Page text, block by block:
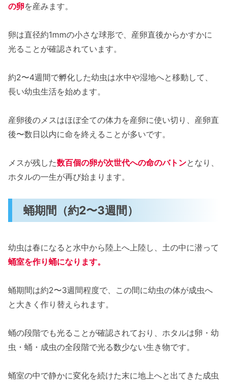
の卵を産みます。
卵は直径約1mmの小さな球形で、産卵直後からかすかに
光ることが確認されています。
約2〜4週間で孵化した幼虫は水中や湿地へと移動して、
長い幼虫生活を始めます。
産卵後のメスはほぼ全ての体力を産卵に使い切り、産卵直
後〜数日以内に命を終えることが多いです。
メスが残した数百個の卵が次世代への命のバトンとなり、
ホタルの一生が再び始まります。
蛹期間（約2〜3週間）
幼虫は春になると水中から陸上へ上陸し、土の中に潜って
蛹室を作り蛹になります。
蛹期間は約2〜3週間程度で、この間に幼虫の体が成虫へ
と大きく作り替えられます。
蛹の段階でも光ることが確認されており、ホタルは卵・幼
虫・蛹・成虫の全段階で光る数少ない生き物です。
蛹室の中で静かに変化を続けた末に地上へと出てきた成虫